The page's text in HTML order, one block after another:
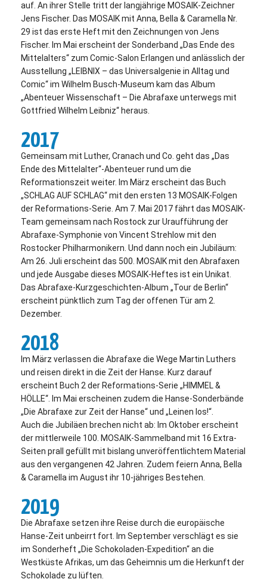
auf. An ihrer Stelle tritt der langjährige MOSAIK-Zeichner
Jens Fischer. Das MOSAIK mit Anna, Bella & Caramella Nr.
29 ist das erste Heft mit den Zeichnungen von Jens
Fischer. Im Mai erscheint der Sonderband „Das Ende des
Mittelalters“ zum Comic-Salon Erlangen und anlässlich der
Ausstellung „LEIBNIX – das Universalgenie in Alltag und
Comic“ im Wilhelm Busch-Museum kam das Album
„Abenteuer Wissenschaft – Die Abrafaxe unterwegs mit
Gottfried Wilhelm Leibniz“ heraus.
2017
Gemeinsam mit Luther, Cranach und Co. geht das „Das
Ende des Mittelalter“-Abenteuer rund um die
Reformationszeit weiter. Im März erscheint das Buch
„SCHLAG AUF SCHLAG“ mit den ersten 13 MOSAIK-Folgen
der Reformations-Serie. Am 7. Mai 2017 fährt das MOSAIK-
Team gemeinsam nach Rostock zur Uraufführung der
Abrafaxe-Symphonie von Vincent Strehlow mit den
Rostocker Philharmonikern. Und dann noch ein Jubiläum:
Am 26. Juli erscheint das 500. MOSAIK mit den Abrafaxen
und jede Ausgabe dieses MOSAIK-Heftes ist ein Unikat.
Das Abrafaxe-Kurzgeschichten-Album „Tour de Berlin“
erscheint pünktlich zum Tag der offenen Tür am 2.
Dezember.
2018
Im März verlassen die Abrafaxe die Wege Martin Luthers
und reisen direkt in die Zeit der Hanse. Kurz darauf
erscheint Buch 2 der Reformations-Serie „HIMMEL &
HÖLLE“. Im Mai erscheinen zudem die Hanse-Sonderbände
„Die Abrafaxe zur Zeit der Hanse“ und „Leinen los!“.
Auch die Jubiläen brechen nicht ab: Im Oktober erscheint
der mittlerweile 100. MOSAIK-Sammelband mit 16 Extra-
Seiten prall gefüllt mit bislang unveröffentlichtem Material
aus den vergangenen 42 Jahren. Zudem feiern Anna, Bella
& Caramella im August ihr 10-jähriges Bestehen.
2019
Die Abrafaxe setzen ihre Reise durch die europäische
Hanse-Zeit unbeirrt fort. Im September verschlägt es sie
im Sonderheft „Die Schokoladen-Expedition“ an die
Westküste Afrikas, um das Geheimnis um die Herkunft der
Schokolade zu lüften.